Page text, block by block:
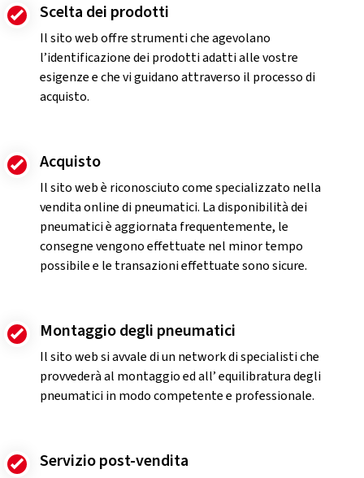
Scelta dei prodotti
Il sito web offre strumenti che agevolano
l’identificazione dei prodotti adatti alle vostre
esigenze e che vi guidano attraverso il processo di
acquisto.
Acquisto
Il sito web è riconosciuto come specializzato nella
vendita online di pneumatici. La disponibilità dei
pneumatici è aggiornata frequentemente, le
consegne vengono effettuate nel minor tempo
possibile e le transazioni effettuate sono sicure.
Montaggio degli pneumatici
Il sito web si avvale di un network di specialisti che
provvederà al montaggio ed all’ equilibratura degli
pneumatici in modo competente e professionale.
Servizio post-vendita